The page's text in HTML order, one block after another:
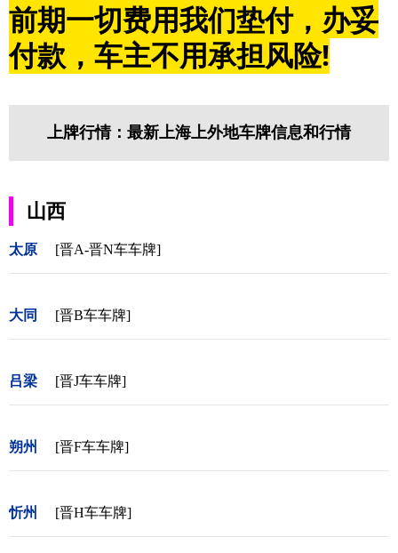
前期一切费用我们垫付，办妥
付款，车主不用承担风险!
上牌行情：最新上海上外地车牌信息和行情
山西
太原 [晋A-晋N车车牌]
大同 [晋B车车牌]
吕梁 [晋J车车牌]
朔州 [晋F车车牌]
忻州 [晋H车车牌]